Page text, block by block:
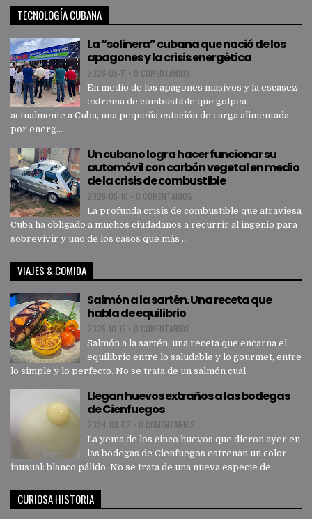
TECNOLOGÍA CUBANA
La “solinera” cubana que nació de los
apagones y la crisis energética
2026-05-11 • 0 COMENTARIOS
En medio de los apagones masivos y la escasez
extrema de combustible que golpea
actualmente a Cuba, una pequeña estación de carga alimentada
por energ...
Un cubano logra hacer funcionar su
automóvil con carbón vegetal en medio
de la crisis de combustible
2026-05-10 • 0 COMENTARIOS
La profunda crisis de combustible que atraviesa
Cuba ha obligado a muchos ciudadanos a recurrir al ingenio para
sobrevivir y uno de los casos que más ...
VIAJES & COMIDA
Salmón a la sartén. Una receta que
habla de equilibrio
2025-10-15 • 0 COMENTARIOS
Salmón a la sartén, una receta que encarna el
equilibrio entre lo saludable y lo gourmet, entre
lo simple y lo perfecto. No se trata de un salmón cual...
Llegan huevos extraños a las bodegas
de Cienfuegos
2024-03-02 • 0 COMENTARIOS
La yema de los cinco huevos que dieron ayer en
las bodegas de Cienfuegos estrenan un color
inusual: blanco pálido. No se trata de una nueva especie de...
CURIOSA HISTORIA